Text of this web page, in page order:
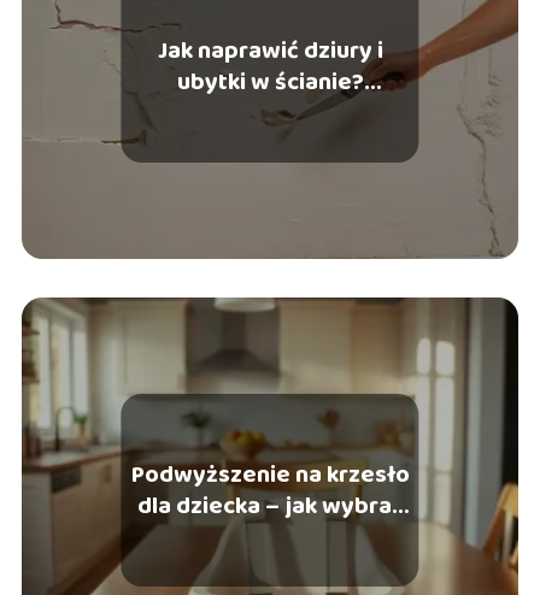
Jak naprawić dziury i
ubytki w ścianie?
Praktyczne porady
Podwyższenie na krzesło
dla dziecka – jak wybrać
bezpieczne?